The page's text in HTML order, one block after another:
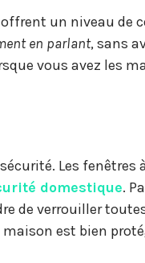
un niveau de
en parlant, sans
vous avez les
Les fenêtres
domestique.
de verrouiller
est bien